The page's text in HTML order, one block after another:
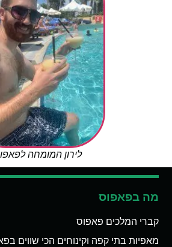
לירון המומחה
מה בפאפוס
קברי המלכים פאפוס
מאפיות בתי קפה וקינוחים הכי שווים